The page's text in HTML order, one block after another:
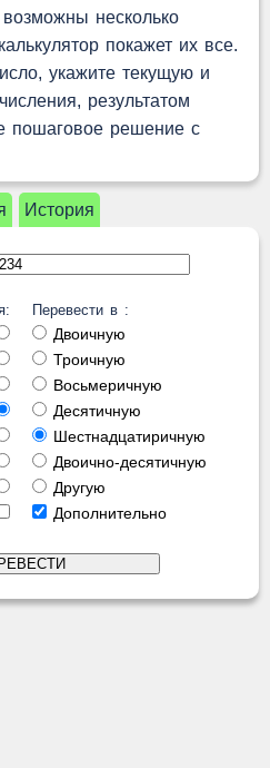
несколько
покажет их все.
укажите текущую и
результатом
пошаговое решение с
История
Перевести в :
Двоичную
Троичную
Восьмеричную
Десятичную
Шестнадцатиричную
Двоично-десятичную
Другую
Дополнительно